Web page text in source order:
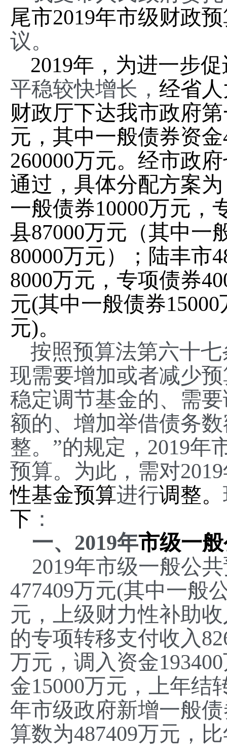
尾市2019年市级财政
议。
2019年，为进一步
平稳较快增长， 经省
财政厅下达我市政府
元，其中一般债券资
260000万元。经市政
通过，具体分配方案
一般债券10000万元，
县87000万元（其中一
80000万元）；陆丰市
8000万元，专项债券
元(其中一般债券
元)。
按照预算法第六十七
现需要增加或者减少
稳定调节基金的、需
额的、增加举借债务
整。”的规定，2019年
预算。为此，需对
性基金预算进行调整。
下 ：
一、 2019年市级一
2019年市级一般公
477409万元(其中一般
元，
上级财力性补助
的专项转移支付收入
万元，调入资金
金15000万元，上年结
年市级政府新增一般
算数为487409万元，